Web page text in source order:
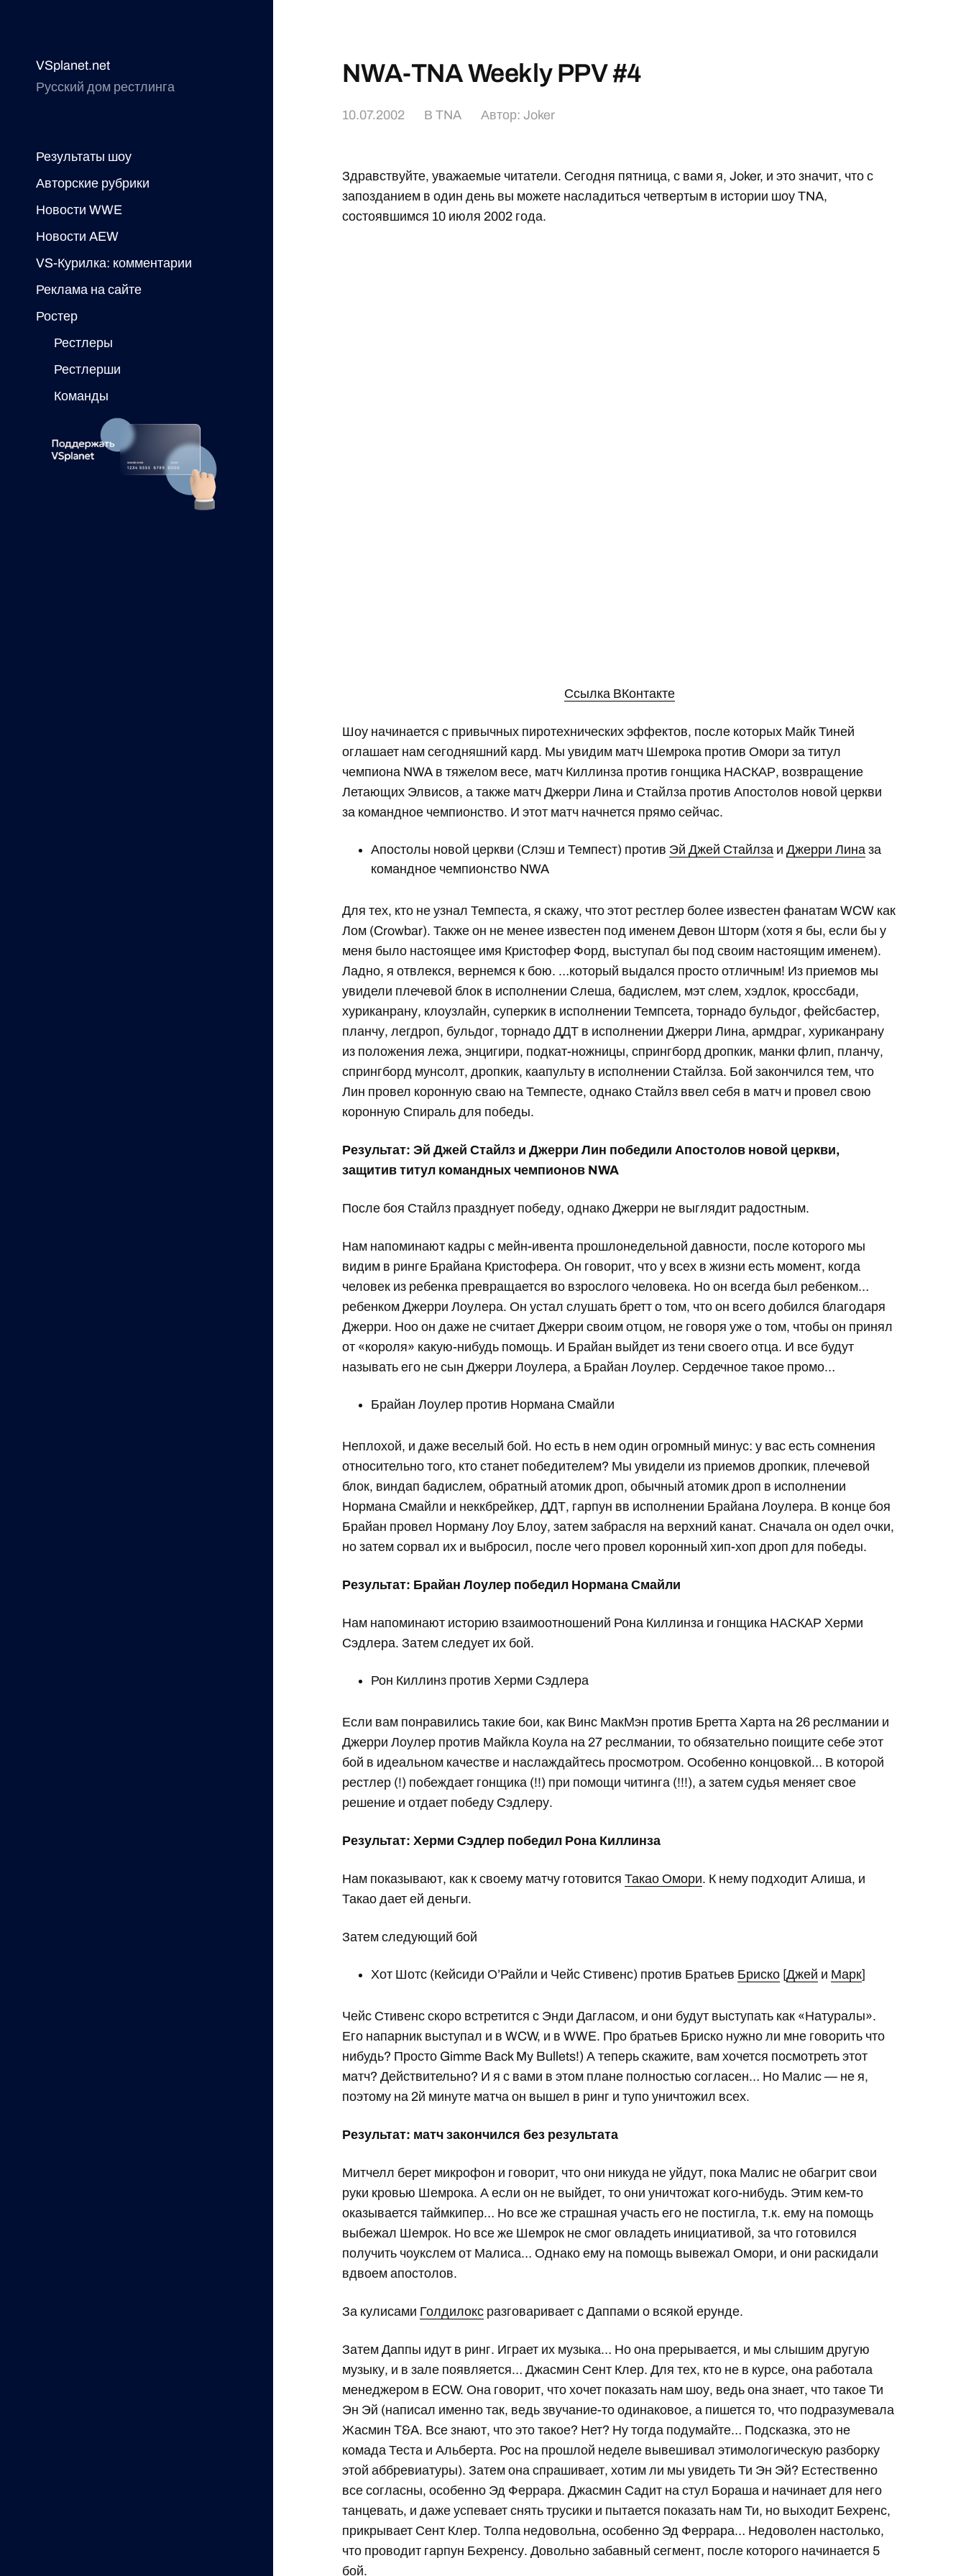
VSplanet.net
Русский дом рестлинга
Результаты шоу
Авторские рубрики
Новости WWE
Новости AEW
VS-Курилка: комментарии
Реклама на сайте
Ростер
Рестлеры
Рестлерши
Команды
NWA-TNA Weekly PPV #4
10.07.2002 ВTNA Автор:Joker
Здравствуйте, уважаемые читатели. Сегодня пятница, с вами я, Joker, и это значит, что с
запозданием в один день вы можете насладиться четвертым в истории шоу TNA,
состоявшимся 10 июля 2002 года.
Ссылка ВКонтакте
Шоу начинается с привычных пиротехнических эффектов, после которых Майк Тиней
оглашает нам сегодняшний кард. Мы увидим матч Шемрока против Омори за титул
чемпиона NWA в тяжелом весе, матч Киллинза против гонщика НАСКАР, возвращение
Летающих Элвисов, а также матч Джерри Лина и Стайлза против Апостолов новой церкви
за командное чемпионство. И этот матч начнется прямо сейчас.
Апостолы новой церкви (Слэш и Темпест) против Эй Джей Стайлза иДжерри Лина за
командное чемпионство NWA
Для тех, кто не узнал Темпеста, я скажу, что этот рестлер более известен фанатам WCW как
Лом (Crowbar). Также он не менее известен под именем Девон Шторм (хотя я бы, если бы у
меня было настоящее имя Кристофер Форд, выступал бы под своим настоящим именем).
Ладно, я отвлекся, вернемся к бою. …который выдался просто отличным! Из приемов мы
увидели плечевой блок в исполнении Слеша, бадислем, мэт слем, хэдлок, кроссбади,
хуриканрану, клоузлайн, суперкик в исполнении Темпсета, торнадо бульдог, фейсбастер,
планчу, легдроп, бульдог, торнадо ДДТ в исполнении Джерри Лина, армдраг, хуриканрану
из положения лежа, энцигири, подкат-ножницы, спрингборд дропкик, манки флип, планчу,
спрингборд мунсолт, дропкик, каапульту в исполнении Стайлза. Бой закончился тем, что
Лин провел коронную сваю на Темпесте, однако Стайлз ввел себя в матч и провел свою
коронную Спираль для победы.
Результат: Эй Джей Стайлз и Джерри Лин победили Апостолов новой церкви,
защитив титул командных чемпионов NWA
После боя Стайлз празднует победу, однако Джерри не выглядит радостным.
Нам напоминают кадры с мейн-ивента прошлонедельной давности, после которого мы
видим в ринге Брайана Кристофера. Он говорит, что у всех в жизни есть момент, когда
человек из ребенка превращается во взрослого человека. Но он всегда был ребенком…
ребенком Джерри Лоулера. Он устал слушать бретт о том, что он всего добился благодаря
Джерри. Ноо он даже не считает Джерри своим отцом, не говоря уже о том, чтобы он принял
от «короля» какую-нибудь помощь. И Брайан выйдет из тени своего отца. И все будут
называть его не сын Джерри Лоулера, а Брайан Лоулер. Сердечное такое промо…
Брайан Лоулер против Нормана Смайли
Неплохой, и даже веселый бой. Но есть в нем один огромный минус: у вас есть сомнения
относительно того, кто станет победителем? Мы увидели из приемов дропкик, плечевой
блок, виндап бадислем, обратный атомик дроп, обычный атомик дроп в исполнении
Нормана Смайли и неккбрейкер, ДДТ, гарпун вв исполнении Брайана Лоулера. В конце боя
Брайан провел Норману Лоу Блоу, затем забрасля на верхний канат. Сначала он одел очки,
но затем сорвал их и выбросил, после чего провел коронный хип-хоп дроп для победы.
Результат: Брайан Лоулер победил Нормана Смайли
Нам напоминают историю взаимоотношений Рона Киллинза и гонщика НАСКАР Херми
Сэдлера. Затем следует их бой.
Рон Киллинз против Херми Сэдлера
Если вам понравились такие бои, как Винс МакМэн против Бретта Харта на 26 реслмании и
Джерри Лоулер против Майкла Коула на 27 реслмании, то обязательно поищите себе этот
бой в идеальном качестве и наслаждайтесь просмотром. Особенно концовкой… В которой
рестлер (!) побеждает гонщика (!!) при помощи читинга (!!!), а затем судья меняет свое
решение и отдает победу Сэдлеру.
Результат: Херми Сэдлер победил Рона Киллинза
Нам показывают, как к своему матчу готовитсяТакао Омори. К нему подходит Алиша, и
Такао дает ей деньги.
Затем следующий бой
Хот Шотс (Кейсиди О’Райли и Чейс Стивенс) против Братьев Бриско [Джей и Марк]
Чейс Стивенс скоро встретится с Энди Дагласом, и они будут выступать как «Натуралы».
Его напарник выступал и в WCW, и в WWE. Про братьев Бриско нужно ли мне говорить что
нибудь? Просто Gimme Back My Bullets!) А теперь скажите, вам хочется посмотреть этот
матч? Действительно? И я с вами в этом плане полностью согласен… Но Малис — не я,
поэтому на 2й минуте матча он вышел в ринг и тупо уничтожил всех.
Результат: матч закончился без результата
Митчелл берет микрофон и говорит, что они никуда не уйдут, пока Малис не обагрит свои
руки кровью Шемрока. А если он не выйдет, то они уничтожат кого-нибудь. Этим кем-то
оказывается таймкипер… Но все же страшная участь его не постигла, т.к. ему на помощь
выбежал Шемрок. Но все же Шемрок не смог овладеть инициативой, за что готовился
получить чоукслем от Малиса… Однако ему на помощь вывежал Омори, и они раскидали
вдвоем апостолов.
За кулисами Голдилокс разговаривает с Даппами о всякой ерунде.
Затем Даппы идут в ринг. Играет их музыка… Но она прерывается, и мы слышим другую
музыку, и в зале появляется… Джасмин Сент Клер. Для тех, кто не в курсе, она работала
менеджером в ECW. Она говорит, что хочет показать нам шоу, ведь она знает, что такое Ти
Эн Эй (написал именно так, ведь звучание-то одинаковое, а пишется то, что подразумевала
Жасмин T&A. Все знают, что это такое? Нет? Ну тогда подумайте… Подсказка, это не
комада Теста и Альберта. Рос на прошлой неделе вывешивал этимологическую разборку
этой аббревиатуры). Затем она спрашивает, хотим ли мы увидеть Ти Эн Эй? Естественно
все согласны, особенно Эд Феррара. Джасмин Садит на стул Бораша и начинает для него
танцевать, и даже успевает снять трусики и пытается показать нам Ти, но выходит Бехренс,
прикрывает Сент Клер. Толпа недовольна, особенно Эд Феррара… Недоволен настолько,
что проводит гарпун Бехренсу. Довольно забавный сегмент, после которого начинается 5
бой.